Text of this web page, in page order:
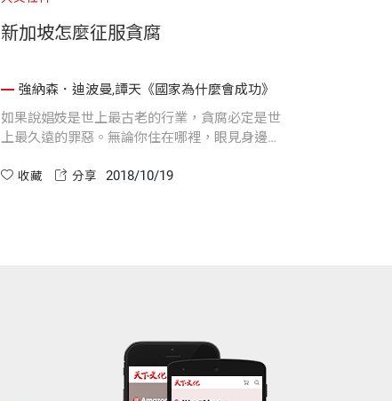
新加坡怎麼征服貪腐
強納森．迪波曼,譚天《國家為什麼會成功》
如果說娼妓是世上最古老的行業，貪腐必定是世
上最久遠的罪惡。無論你住在哪裡，眼見身邊出
關貪腐的案件永遠層出不窮。
收藏 分享 2018/10/19